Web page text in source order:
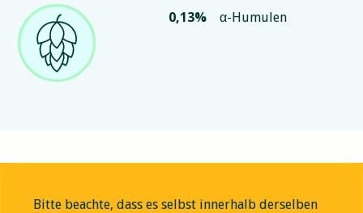
0,13% α-Humulen
Bitte beachte, dass es selbst innerhalb derselben